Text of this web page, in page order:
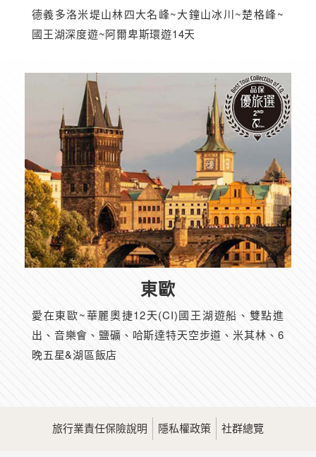
德義多洛米堤山林四大名峰~大鐘山冰川~楚格峰~
國王湖深度遊~阿爾卑斯環遊14天
東歐
愛在東歐~華麗奧捷12天(CI)國王湖遊船、雙點進
出、音樂會、鹽礦、哈斯達特天空步道、米其林、6
晚五星&湖區飯店
旅行業責任保險說明 隱私權政策 社群總覽